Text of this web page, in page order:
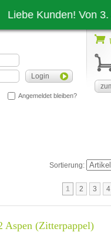
Kunden! Von 3.
Login
Angemeldet bleiben?
Sortierung:
1 2 3 4
Aspen (Zitterpappel)